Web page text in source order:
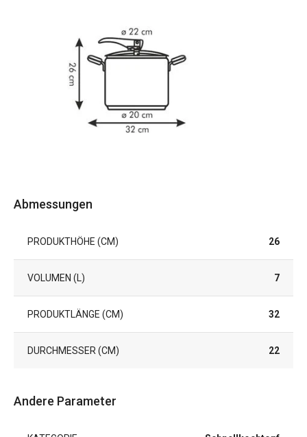
Abmessungen
PRODUKTHÖHE (CM) 26
VOLUMEN (L) 7
PRODUKTLÄNGE (CM) 32
DURCHMESSER (CM) 22
Andere Parameter